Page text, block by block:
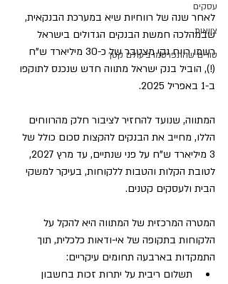
עסקים
צוואות
טורים שהתפרסמו ב׳עולם קטן׳
לאחר שנה של רווחיות שיא במערכת הבנקאית,
שבמהלכה חמשת הבנקים הגדולים בישראל
רשמו רווח נקי מצטבר של כ-30 מיליארד ש"ח
(!), הוביל בנק ישראל מתווה חדש שנכנס לתוקפו
ב-1 באפריל 2025.
המתווה, שנועד להחזיר לציבור חלק מהרווחים
הללו, מחייב את הבנקים להקצות סכום כולל של
3 מיליארד ש"ח על פני שנתיים, עד מרץ 2027,
לטובת הקלות והטבות ללקוחות, בעיקר למשקי
הבית ולעסקים קטנים.
המטרה המרכזית של המתווה היא להקל על
הלקוחות בתקופה של אי-ודאות כלכלית, תוך
התמקדות בארבעה תחומים עיקריים:
תשלום ריבית על יתרות זכות בחשבון